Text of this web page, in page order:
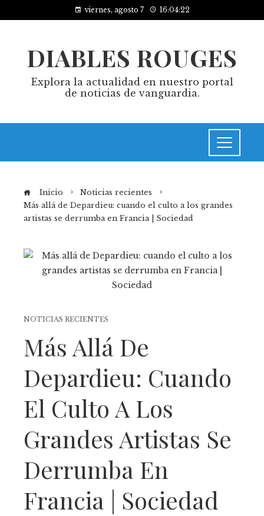
viernes, agosto 7 16:04:23
DIABLES ROUGES
Explora la actualidad en nuestro portal
de noticias de vanguardia.
Inicio
Noticias recientes
Más allá de Depardieu: cuando el culto a los grandes
artistas se derrumba en Francia | Sociedad
NOTICIAS RECIENTES
Más Allá De
Depardieu: Cuando
El Culto A Los
Grandes Artistas Se
Derrumba En
Francia | Sociedad